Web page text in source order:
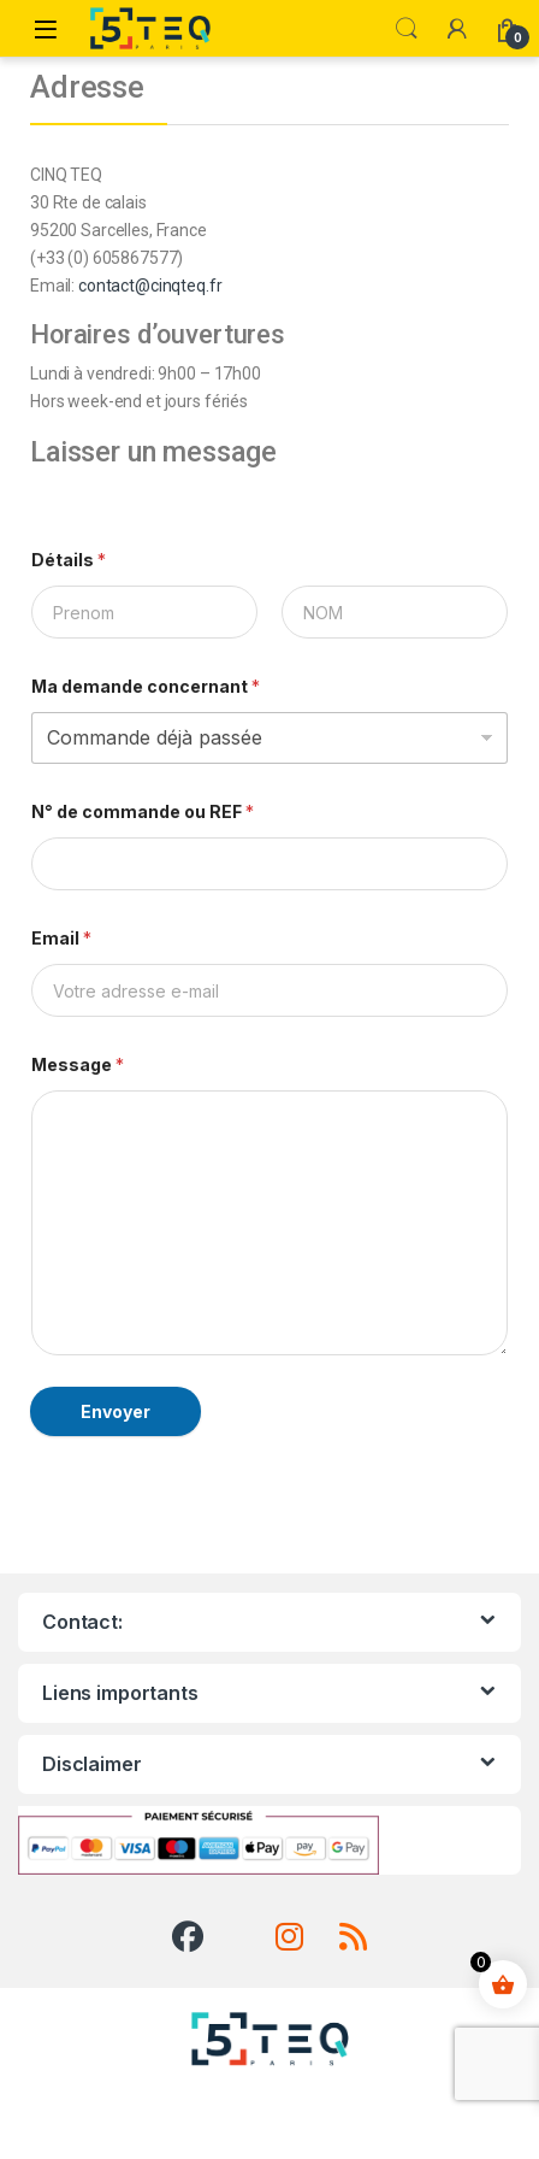
0
Adresse
CINQ TEQ
30 Rte de calais
95200 Sarcelles, France
(+33 (0) 605867577)
Email:contact@cinqteq.fr
Horaires d’ouvertures
Lundi à vendredi: 9h00 – 17h00
Hors week-end et jours fériés
Laisser un message
Détails *
Ma demande concernant*
N° de commande ou REF*
Email *
Message *
Envoyer
Contact:
Liens importants
Disclaimer
0